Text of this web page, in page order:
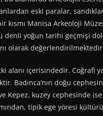
eski paralar,
Manisa Arkeoloji
denli yoğun tarihi geçmişi
olarak
içerisindedir. Coğrafi
Badınca’nın doğu
Kepez, kuzey cephesinde
tipik ege yöresi